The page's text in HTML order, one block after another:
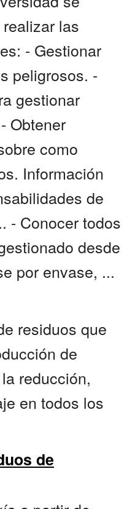
las
- Gestionar
peligrosos. -
gestionar
Obtener
como
Información
de
- Conocer todos
desde
por envase, ...
residuos que
de
reducción,
en todos los
de